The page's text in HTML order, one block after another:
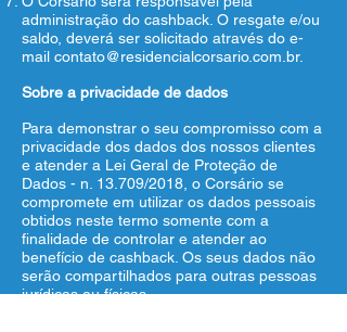
administração do cashback. O resgate e/ou
saldo, deverá ser solicitado através do e-
mail contato@residencialcorsario.com.br.
Sobre a privacidade de dados
Para demonstrar o seu compromisso com a
privacidade dos dados dos nossos clientes
e atender a Lei Geral de Proteção de
Dados - n. 13.709/2018, o Corsário se
compromete em utilizar os dados pessoais
obtidos neste termo somente com a
finalidade de controlar e atender ao
benefício de cashback. Os seus dados não
serão compartilhados para outras pessoas
jurídicas ou físicas.